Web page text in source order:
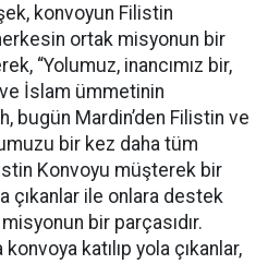
konvoyun Filistin
ortak misyonun bir
“Yolumuz, inancımız bir,
İslam ümmetinin
bugün Mardin’den Filistin ve
bir kez daha tüm
Konvoyu müşterek bir
çıkanlar ile onlara destek
misyonun bir parçasıdır.
katılıp yola çıkanlar,